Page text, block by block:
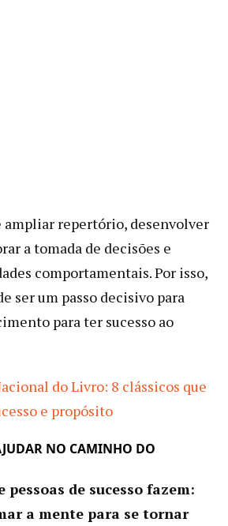
repertório, desenvolver
a tomada de decisões e
comportamentais. Por isso,
ser um passo decisivo para
para ter sucesso ao
do Livro: 8 clássicos que
e propósito
NO CAMINHO DO
pessoas de sucesso fazem:
a mente para se tornar